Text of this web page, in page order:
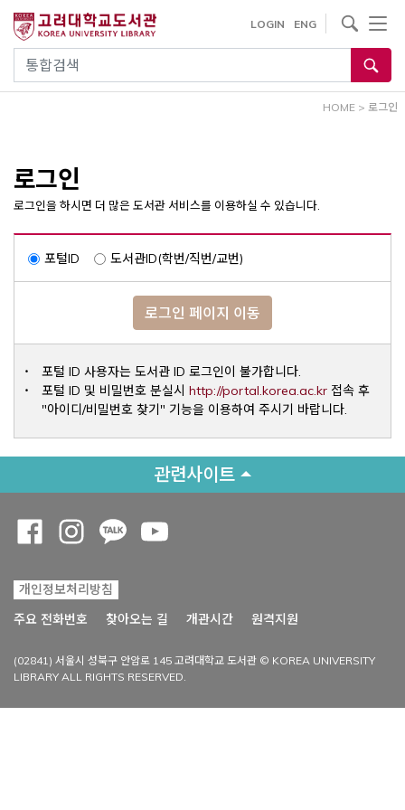
건
통합검색
LOGIN ENG
사이트내 검색
HOME > 로그인
로그인
로그인을 하시면 더 많은 도서관 서비스를 이용하실 수 있습니다.
포털ID 도서관ID(학번/직번/교번)
로그인 페이지 이동
포털 ID 사용자는 도서관 ID 로그인이 불가합니다.
포털 ID 및 비밀번호 분실시 http://portal.korea.ac.krOpens a
접속 후
"아이디/비밀번호 찾기" 기능을 이용하여 주시기 바랍니다.
관련사이트
개인정보처리방침
주요 전화번호
찾아오는 길 개관시간 원격지원
(02841) 서울시 성북구 안암로 145 고려대학교 도서관 © KOREA UNIVERSITY
LIBRARY ALL RIGHTS RESERVED.
Opens a new window
Opens a new window
Opens a new window